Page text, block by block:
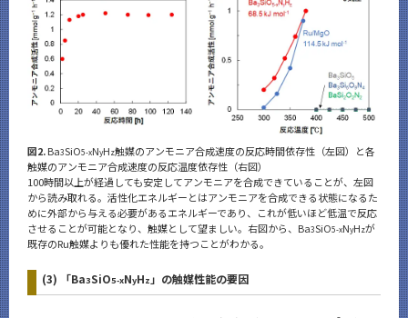
図2.Ba3SiO5-xNyHz触媒のアンモニア合成速度の反応時間依存性（左図）と各
触媒のアンモニア合成速度の反応温度依存性（右図）
100時間以上が経過しても安定してアンモニアを合成できていることが、左図
から読み取れる。活性化エネルギーとはアンモニアを合成できる状態になるた
めに外部から与える必要があるエネルギーであり、これが低いほど低温で反応
させることが可能となり、触媒として望ましい。右図から、Ba3SiO5-xNyHzが
既存のRu触媒よりも優れた性能を持つことがわかる。
(3) 「Ba3SiO5-xNyHz 」の触媒性能の要因